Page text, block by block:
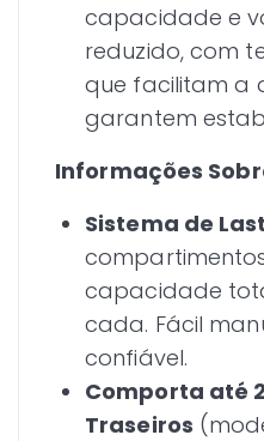
capacidade e
reduzido, com
que facilitam a
garantem
Informações
Sistema de
capacidade
cada. Fácil
confiável.
Comporta até
Traseiros